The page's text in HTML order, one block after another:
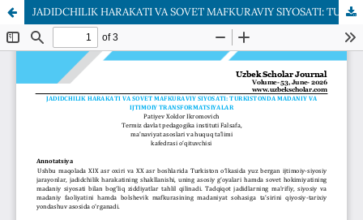
JADIDCHILIK HARAKATI VA SOVET MAFKURAVIY SIYOSATI: TURKISTONDA MADANIY VA IJTIMOIY TRANSFORMATSIYALAR